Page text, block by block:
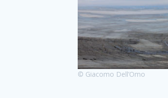
© Giacomo Dell’Omo